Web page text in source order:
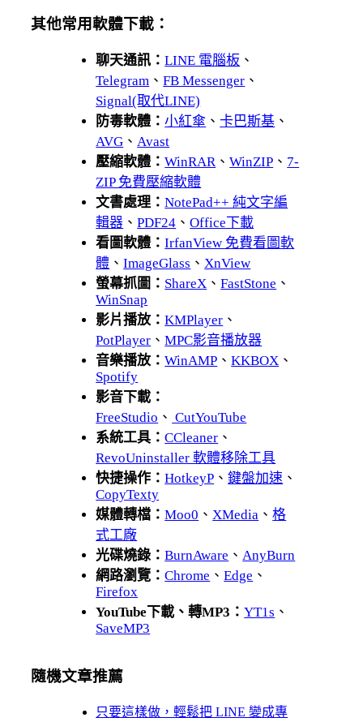
其他常用軟體下載：
聊天通訊：LINE 電腦板 、
Telegram 、FB Messenger 、
Signal(取代LINE)
防毒軟體：小紅傘 、卡巴斯基 、
AVG 、 Avast
壓縮軟體：WinRAR 、WinZIP 、 7-
ZIP 免費壓縮軟體
文書處理：NotePad++ 純文字編
輯器 、PDF24 、Office下載
看圖軟體：IrfanView 免費看圖軟
體 、ImageGlass 、 XnView
螢幕抓圖： ShareX 、FastStone 、
WinSnap
影片播放：KMPlayer 、
PotPlayer 、MPC影音播放器
音樂播放：WinAMP 、KKBOX 、
Spotify
影音下載：
FreeStudio 、 CutYouTube
系統工具：CCleaner 、
RevoUninstaller 軟體移除工具
快捷操作：HotkeyP 、鍵盤加速 、
CopyTexty
媒體轉檔：Moo0 、 XMedia 、格
式工廠
光碟燒錄：BurnAware 、 AnyBurn
網路瀏覽：Chrome 、Edge 、
Firefox
YouTube下載、轉MP3：YT1s 、
SaveMP3
隨機文章推薦
只要這樣做，輕鬆把 LINE 變成專